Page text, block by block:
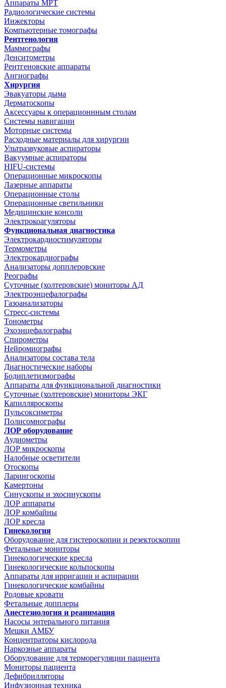
Аппараты МРТ
Радиологические системы
Инжекторы
Компьютерные томографы
Рентгенология
Маммографы
Денситометры
Рентгеновские аппараты
Ангиографы
Хирургия
Эвакуаторы дыма
Дерматоскопы
Аксессуары к операционнным столам
Системы навигации
Моторные системы
Расходные материалы для хирургии
Ультразвуковые аспираторы
Вакуумные аспираторы
HIFU-системы
Операционные микроскопы
Лазерные аппараты
Операционные столы
Операционные светильники
Медицинские консоли
Электрокоагуляторы
Функциональная диагностика
Электрокардиостимуляторы
Термометры
Электрокардиографы
Анализаторы допплеровские
Реографы
Суточные (холтеровские) мониторы АД
Электроэнцефалографы
Газоанализаторы
Стресс-системы
Тонометры
Эхоэнцефалографы
Спирометры
Нейромиографы
Анализаторы состава тела
Диагностические наборы
Бодиплетизмографы
Аппараты для функциональной диагностики
Суточные (холтеровские) мониторы ЭКГ
Капилляроскопы
Пульсоксиметры
Полисомнографы
ЛОР оборудование
Аудиометры
ЛОР микроскопы
Налобные осветители
Отоскопы
Ларингоскопы
Камертоны
Синускопы и эхосинускопы
ЛОР аппараты
ЛОР комбайны
ЛОР кресла
Гинекология
Оборудование для гистероскопии и резектоскопии
Фетальные мониторы
Гинекологические кресла
Гинекологические кольпоскопы
Аппараты для ирригации и аспирации
Гинекологические комбайны
Родовые кровати
Фетальные допплеры
Анестезиология и реанимация
Насосы энтерального питания
Мешки АМБУ
Концентраторы кислорода
Наркозные аппараты
Оборудование для терморегуляции пациента
Мониторы пациента
Дефибрилляторы
Инфузионная техника